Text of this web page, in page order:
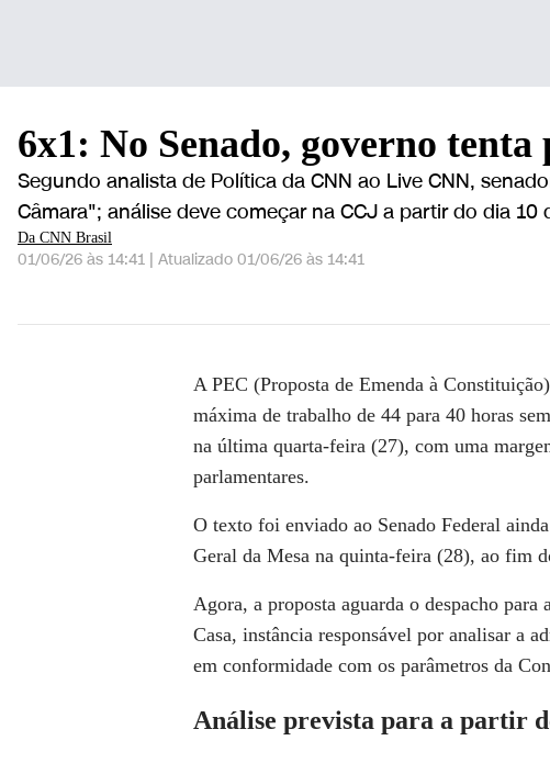
6x1: No Senado, governo
Segundo analista de Política da CNN ao Live CNN,
Câmara"; análise deve começar na CCJ a partir do dia 10
Da CNN Brasil
01/06/26 às 14:41 | Atualizado 01/06/26 às 14:41
6x1: No Senado, governo tenta preservar texto da
A PEC (Proposta de Emenda à
máxima de trabalho de 44 para 40 horas
na última quarta-feira (27), com uma
parlamentares.
O texto foi enviado ao Senado Federal
Geral da Mesa na quinta-feira (28), ao fim
Agora, a proposta aguarda o despacho
Casa, instância responsável por analisar a
em conformidade com os parâmetros da
Análise prevista para a partir